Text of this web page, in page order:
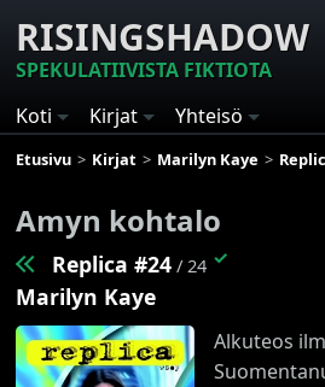
RISINGSHADOW
SPEKULATIIVISTA FIKTIOTA
Koti
Kirjat Yhteisö
Etusivu Kirjat Marilyn Kaye
Amyn kohtalo
Replica #24 / 24 ✓
Marilyn Kaye
Alkuteos